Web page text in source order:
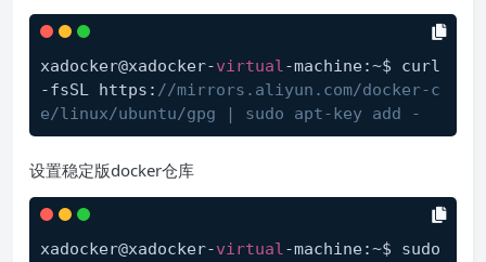
xadocker@xadocker-virtual-machine:~$ curl
-fsSL https: //mirrors.aliyun.com/docker-c
e/linux/ubuntu/gpg | sudo apt-key add -
设置稳定版docker仓库
xadocker@xadocker-virtual